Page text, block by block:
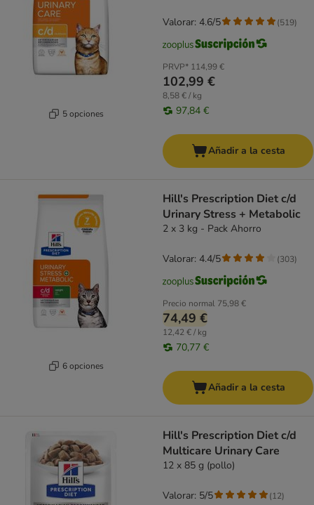
5 opciones
PRVP* 114,99 €
102,99 €
8,58 € / kg
97,84 €
Valorar: 4.6/5 (519)
Añadir a la cesta
6 opciones
Hill's Prescription Diet c/d
Urinary Stress + Metabolic
2 x 3 kg - Pack Ahorro
Precio normal 75,98 €
74,49 €
12,42 € / kg
70,77 €
Valorar: 4.4/5 (303)
Añadir a la cesta
Hill's Prescription Diet c/d
Multicare Urinary Care
12 x 85 g (pollo)
Valorar: 5/5 (12)